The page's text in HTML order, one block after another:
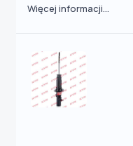
Więcej informacji...